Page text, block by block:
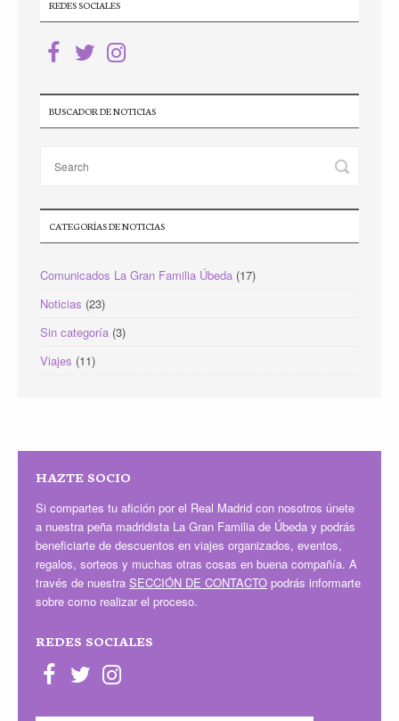
REDES SOCIALES
BUSCADOR DE NOTICIAS
CATEGORÍAS DE NOTICIAS
Comunicados La Gran Familia Úbeda (17)
Noticias (23)
Sin categoría (3)
Viajes (11)
HAZTE SOCIO
Si compartes tu afición por el Real Madrid con nosotros únete
a nuestra peña madridista La Gran Familia de Úbeda y podrás
beneficiarte de descuentos en viajes organizados, eventos,
regalos, sorteos y muchas otras cosas en buena compañía. A
través de nuestra SECCIÓN DE CONTACTO podrás informarte
sobre como realizar el proceso.
REDES SOCIALES